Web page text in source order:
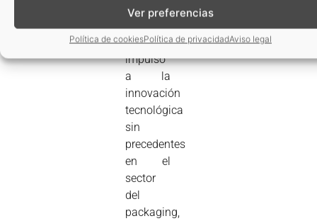
Ver preferencias
Política de cookiesPolítica de privacidadAviso legal
de
y un
impulso
a la
innovación
tecnológica
sin
precedentes
en el
sector
del
packaging,